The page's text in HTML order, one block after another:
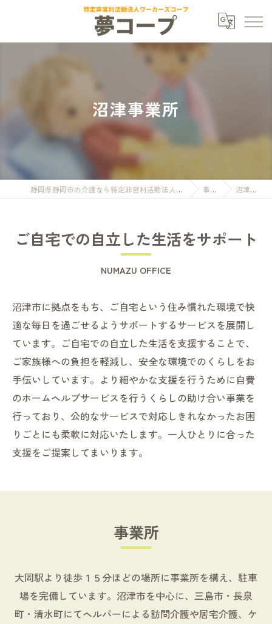
沼津事業所
静岡県静岡市の介護なら特定非営利活動法人ワーカーズコープ夢コープ 事業所 沼津事業所
ご自宅での自立した生活をサポート
NUMAZU OFFICE
沼津市に拠点をもち、ご自宅という住み慣れた環境で快
適な毎日を過ごせるようサポートするサービスを展開し
ています。ご自宅での自立した生活を支援することで、
ご家族様への負担を軽減し、安全な環境でのくらしをお
手伝いしています。より細やかな支援を行うために自費
のホームヘルプサービスを行うくらしの助け合い事業を
行っており、公的なサービスで対応しきれなかったお困
りごとにも柔軟に対応いたします。一人ひとりに合った
支援をご提案してまいります。
事業所
大岡駅より徒歩１５分ほどの場所に事業所を構え、駐車
場を完備しています。沼津市を中心に、三島市・長泉
町・清水町にてヘルパーによる訪問介護や居宅介護、ケ